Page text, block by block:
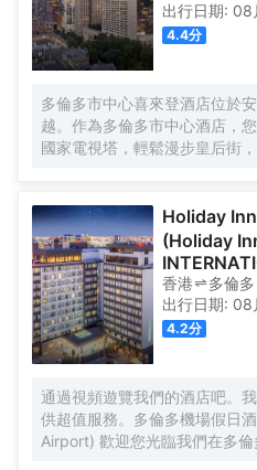
出行日期: 08
4.4分
多倫多市中心喜來登酒店位於
越。作為多倫多市中心酒店，
國家電視塔，輕鬆漫步皇后街
店。我們擁有多倫多首屈一指
超過 130,000 平方英尺的活動
清晨在 BnB 享用一頓健康的早
區，傍晚在百年老店 Shopsy’s
的一天，最後回到我們温馨的
眠體驗，我們的優質客房內均
現代設施供您在多倫多享受舒適
Holiday
(Holiday
IHG)5天4晚
香港 多倫多
出行日期: 08
4.2分
通過視頻遊覽我們的酒店吧。
供超值服務。多倫多機場假日
Airport) 歡迎您光臨我們在多倫